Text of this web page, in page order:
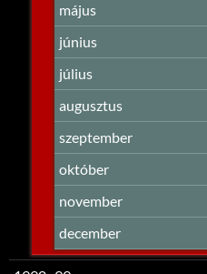
május
június
július
augusztus
szeptember
október
november
december